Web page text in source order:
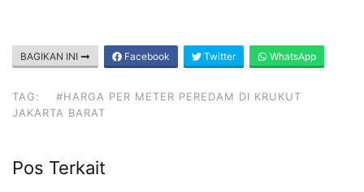
BAGIKAN INI Facebook Twitter WhatsApp
TAG:
#HARGA PER METER PEREDAM DI KRUKUT
JAKARTA BARAT
Pos Terkait